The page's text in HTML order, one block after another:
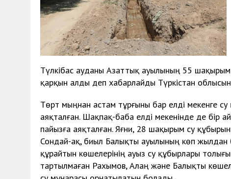
Түлкібас ауданы Азаттық ауылының 55
қарқын алды деп хабарлайды Түркістан
Төрт мыңнан астам тұрғыны бар елді мекенге
аяқталған. Шақпақ-баба елді мекенінде де бір
пайызға аяқталған. Яғни, 28 шақырым су
Сондай-ақ, биыл Балықты ауылының көп жылдан
құрайтын көшелерінің ауыз су құбырлары
тартылмаған Рахымов, Алаң және Балықты